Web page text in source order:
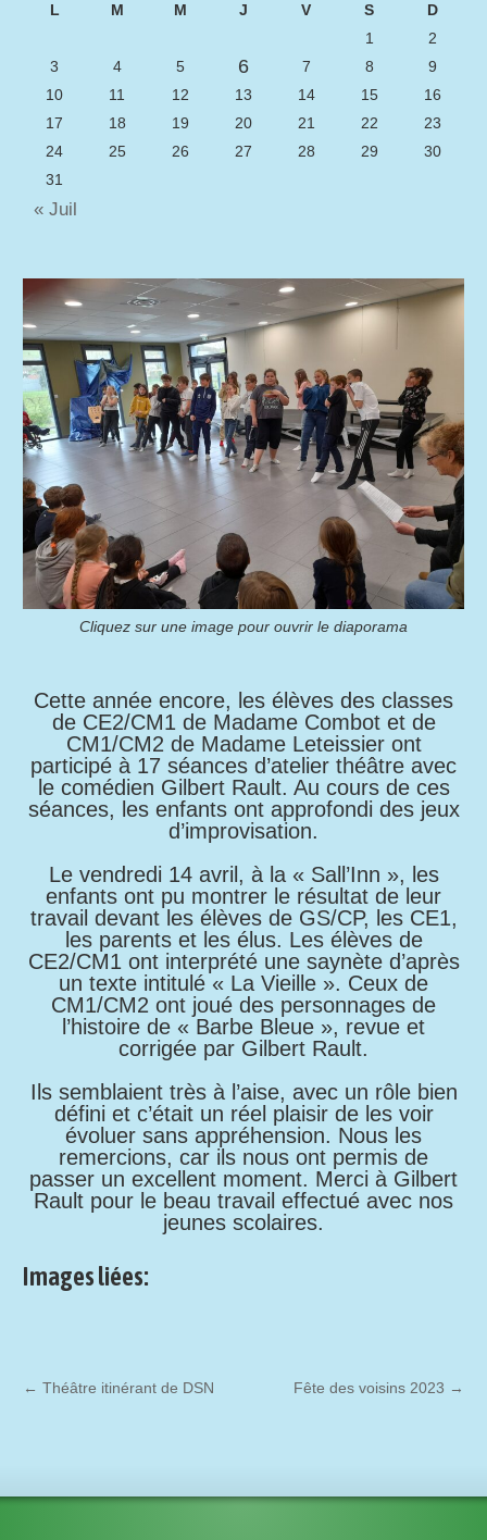
Cliquez sur une image pour ouvrir le diaporama
Cette année encore, les élèves des classes
de CE2/CM1 de Madame Combot et de
CM1/CM2 de Madame Leteissier ont
participé à 17 séances d’atelier théâtre avec
le comédien Gilbert Rault. Au cours de ces
séances, les enfants ont approfondi des jeux
d’improvisation.
Le vendredi 14 avril, à la « Sall’Inn », les
enfants ont pu montrer le résultat de leur
travail devant les élèves de GS/CP, les CE1,
les parents et les élus. Les élèves de
CE2/CM1 ont interprété une saynète d’après
un texte intitulé « La Vieille ». Ceux de
CM1/CM2 ont joué des personnages de
l’histoire de « Barbe Bleue », revue et
corrigée par Gilbert Rault.
Ils semblaient très à l’aise, avec un rôle bien
défini et c’était un réel plaisir de les voir
évoluer sans appréhension. Nous les
remercions, car ils nous ont permis de
passer un excellent moment. Merci à Gilbert
Rault pour le beau travail effectué avec nos
jeunes scolaires.
Images liées:
← Théâtre itinérant de DSN Fête des voisins 2023 →
L M M J V S
D
1
2
3
4 5 6 7 8
9
10
11 12 13 14 15
16
17
18 19 20 21 22
23
24
25 26 27 28 29
30
31
« Juil